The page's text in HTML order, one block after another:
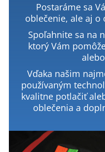
Postaráme sa
oblečenie, ale aj o
Spoľahnite sa na
ktorý Vám
Vďaka našim
používaným
kvalitne potlačiť
oblečenia a